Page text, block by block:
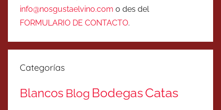
info@nosgustaelvino.com o des del
FORMULARIO DE CONTACTO.
Categorías
Blancos Blog BodegasCatas